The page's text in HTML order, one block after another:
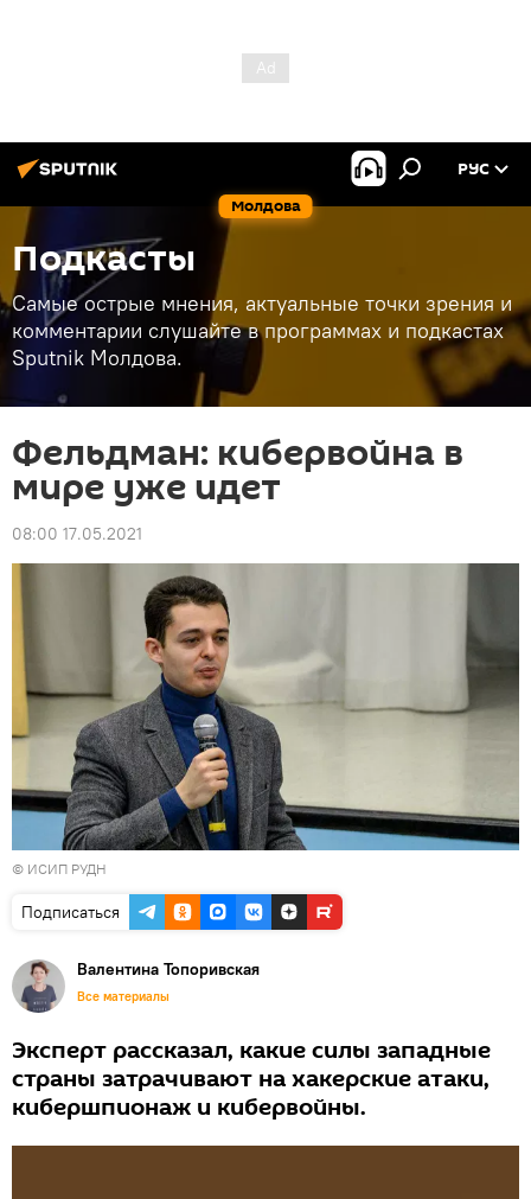
Молдова
РУС
Подкасты
Самые острые мнения, актуальные точки зрения и
комментарии слушайте в программах и подкастах
Sputnik Молдова.
Фельдман: кибервойна в
мире уже идет
08:00 17.05.2021
© ИСИП РУДН
Подписаться
Валентина Топоривская
Все материалы
Эксперт рассказал, какие силы западные
страны затрачивают на хакерские атаки,
кибершпионаж и кибервойны.